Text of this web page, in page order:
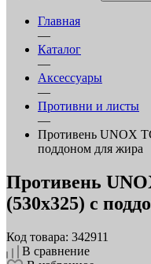
Главная
—
Каталог
—
Аксессуары
—
Противни и листы
—
Противень UNOX
поддоном для жира
Противень
(530х325) c
Код товара: 342911
В сравнение